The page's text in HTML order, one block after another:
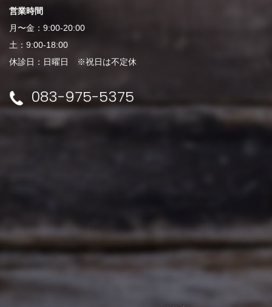
営業時間
月〜金：9:00-20:00
土：9:00-18:00
休診日：日曜日 ※祝日は不定休
083-975-5375